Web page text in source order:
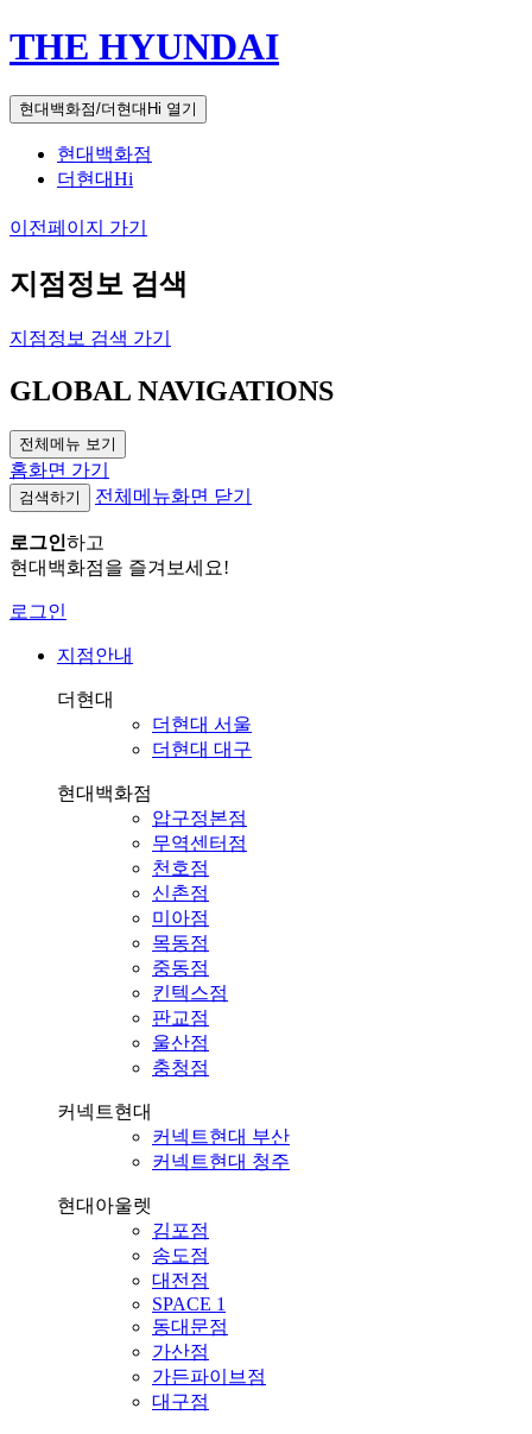
THE HYUNDAI
현대백화점/더현대Hi 열기
현대백화점
더현대Hi
이전페이지 가기
지점정보 검색
지점정보 검색 가기
GLOBAL NAVIGATIONS
전체메뉴 보기
홈화면 가기
검색하기 전체메뉴화면 닫기
로그인하고
현대백화점을 즐겨보세요!
로그인
지점안내
더현대
더현대 서울
더현대 대구
현대백화점
압구정본점
무역센터점
천호점
신촌점
미아점
목동점
중동점
킨텍스점
판교점
울산점
충청점
커넥트현대
커넥트현대 부산
커넥트현대 청주
현대아울렛
김포점
송도점
대전점
SPACE 1
동대문점
가산점
가든파이브점
대구점